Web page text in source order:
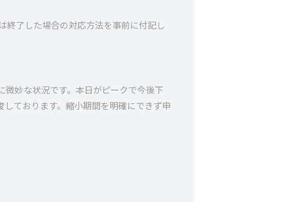
終了した場合の対応方法を事前に付記し
妙な状況です。本日がピークで今後下
ております。縮小期間を明確にできず申